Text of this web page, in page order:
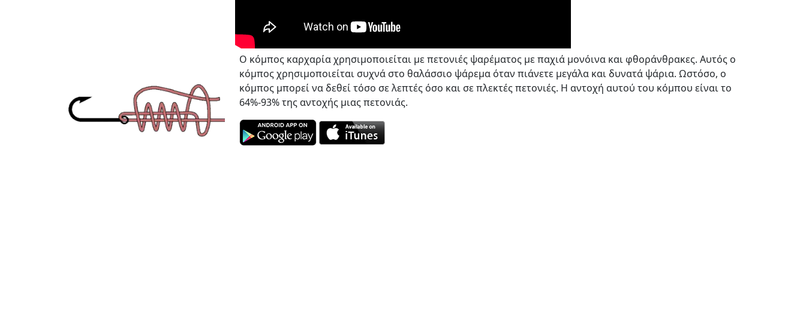
Ο κόμπος καρχαρία χρησιμοποιείται με πετονιές ψαρέματος με παχιά μονόινα και φθοράνθρακες. Αυτός ο
κόμπος χρησιμοποιείται συχνά στο θαλάσσιο ψάρεμα όταν πιάνετε μεγάλα και δυνατά ψάρια. Ωστόσο, ο
κόμπος μπορεί να δεθεί τόσο σε λεπτές όσο και σε πλεκτές πετονιές. Η αντοχή αυτού του κόμπου είναι το
64%-93% της αντοχής μιας πετονιάς.